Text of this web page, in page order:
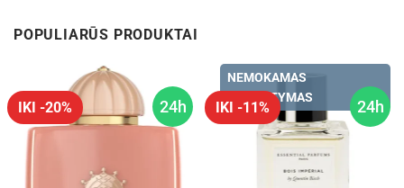
POPULIARŪS PRODUKTAI
24h
IKI -20% 24h
IKI -11%
NEMOKAMAS
PRISTATYMAS